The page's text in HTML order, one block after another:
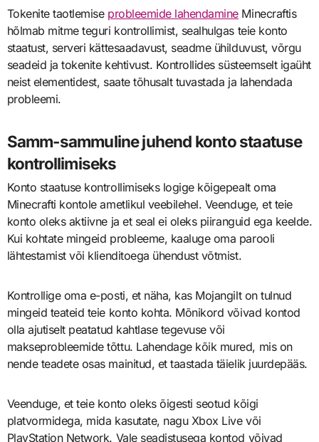
Tokenite taotlemise probleemide lahendamineMinecraftis
hõlmab mitme teguri kontrollimist, sealhulgas teie konto
staatust, serveri kättesaadavust, seadme ühilduvust, võrgu
seadeid ja tokenite kehtivust. Kontrollides süsteemselt igaüht
neist elementidest, saate tõhusalt tuvastada ja lahendada
probleemi.
Samm-sammuline juhend konto staatuse
kontrollimiseks
Konto staatuse kontrollimiseks logige kõigepealt oma
Minecrafti kontole ametlikul veebilehel. Veenduge, et teie
konto oleks aktiivne ja et seal ei oleks piiranguid ega keelde.
Kui kohtate mingeid probleeme, kaaluge oma parooli
lähtestamist või klienditoega ühendust võtmist.
Kontrollige oma e-posti, et näha, kas Mojangilt on tulnud
mingeid teateid teie konto kohta. Mõnikord võivad kontod
olla ajutiselt peatatud kahtlase tegevuse või
makseprobleemide tõttu. Lahendage kõik mured, mis on
nende teadete osas mainitud, et taastada täielik juurdepääs.
Veenduge, et teie konto oleks õigesti seotud kõigi
platvormidega, mida kasutate, nagu Xbox Live või
PlayStation Network. Vale seadistusega kontod võivad